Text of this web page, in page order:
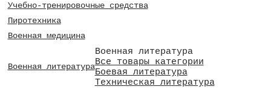
Учебно-тренировочные средства
Пиротехника
Военная медицина
Военная литература
Военная литература
Все товары категории
Боевая литература
Техническая литература